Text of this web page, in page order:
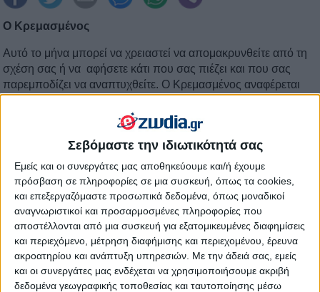
Σεβόμαστε την ιδιωτικότητά σας
Εμείς και οι συνεργάτες μας αποθηκεύουμε και/ή έχουμε
πρόσβαση σε πληροφορίες σε μια συσκευή, όπως τα cookies,
και επεξεργαζόμαστε προσωπικά δεδομένα, όπως μοναδικοί
αναγνωριστικοί και προσαρμοσμένες πληροφορίες που
αποστέλλονται από μια συσκευή για εξατομικευμένες διαφημίσεις
και περιεχόμενο, μέτρηση διαφήμισης και περιεχομένου, έρευνα
ακροατηρίου και ανάπτυξη υπηρεσιών. Με την άδειά σας, εμείς
και οι συνεργάτες μας ενδέχεται να χρησιμοποιήσουμε ακριβή
δεδομένα γεωγραφικής τοποθεσίας και ταυτοποίησης μέσω
Ο Κρεμασμένος
Αυτό το μήνα μπορεί να χρειαστεί να απομακρυνθείτε από τη
σχέση σας ή να αφήσετε κάτι που σας πιέζει και που σας
παρεμποδίζει να αναπτυχθείτε. Ο Κρεμασμένος αναφέρεται
τις δράσεις και τις αποφάσεις σας. Μπορεί να πιέζεστε λίγο για
να κάνετε αλλαγές στην ερωτική σας ζωή ή ακόμα και να
χωρίσετε. Αλλά το Σύμπαν βάζει εμπόδια στο δρόμο σας για
λόγους που δεν θα σας τους αποκαλύψει τώρα αλλά
αργότερα.